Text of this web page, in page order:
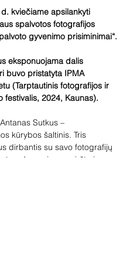
kviečiame apsilankyti
spalvotos fotografijos
gyvenimo prisiminimai“.
eksponuojama dalis
buvo pristatyta IPMA
(Tarptautinis fotografijos ir
festivalis, 2024, Kaunas).
Sutkus –
kūrybos šaltinis. Tris
dirbantis su savo fotografijų
atranda naujų, pamirštų ir